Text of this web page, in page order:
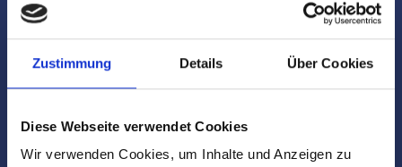
Zustimmung Details Über Cookies
Diese Webseite verwendet Cookies
Wir verwenden Cookies, um Inhalte und Anzeigen zu
Vorbereitung und Koordinierung des
Marktdaten